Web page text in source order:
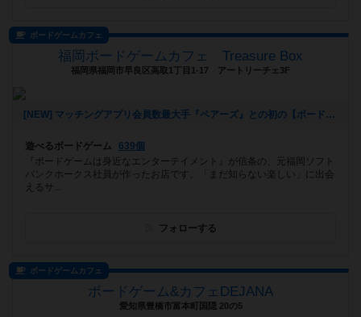
ボードゲームカフェ
福岡ボードゲームカフェ Treasure Box
福岡県福岡市早良区高取1丁目1-17 アートリーチェ3F
[NEW] マッチングアプリ会員数最大手『ペアーズ』との初の【ボードゲームマッチングイベント】開催決定‼️（2026年01月06日 16時43分）
遊べるボードゲーム
639個
『ボードゲームは身近なエンターテイメント』が信条の、元福岡ソフト
バンクホークス社員が作ったお店です。「まだ知らない楽しい」に出会
えるサ...
フォローする
ボードゲームカフェ
ボードゲーム&カフェDEJANA
愛知県豊橋市富本町国隠 20の5